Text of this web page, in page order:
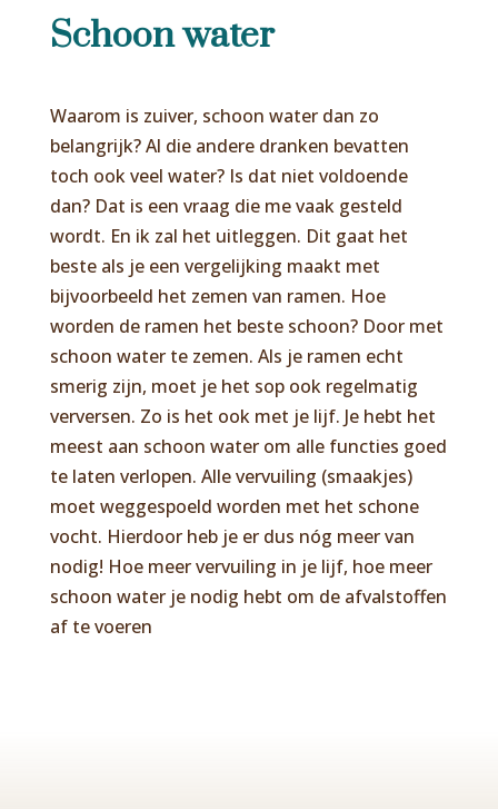
Schoon water
Waarom is zuiver, schoon water dan zo
belangrijk? Al die andere dranken bevatten
toch ook veel water? Is dat niet voldoende
dan? Dat is een vraag die me vaak gesteld
wordt. En ik zal het uitleggen. Dit gaat het
beste als je een vergelijking maakt met
bijvoorbeeld het zemen van ramen. Hoe
worden de ramen het beste schoon? Door met
schoon water te zemen. Als je ramen echt
smerig zijn, moet je het sop ook regelmatig
verversen. Zo is het ook met je lijf. Je hebt het
meest aan schoon water om alle functies goed
te laten verlopen. Alle vervuiling (smaakjes)
moet weggespoeld worden met het schone
vocht. Hierdoor heb je er dus nóg meer van
nodig! Hoe meer vervuiling in je lijf, hoe meer
schoon water je nodig hebt om de afvalstoffen
af te voeren